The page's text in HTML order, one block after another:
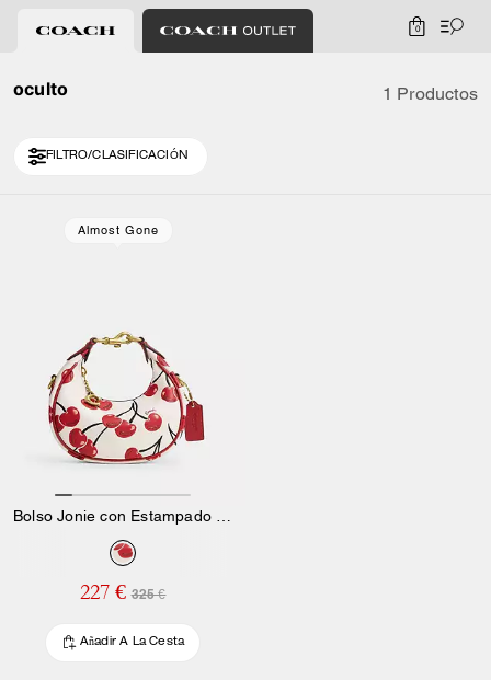
0
oculto 1 Productos
FILTRO/CLASIFICACIÓN
Almost Gone
227 € 325 €
Añadir A La Cesta